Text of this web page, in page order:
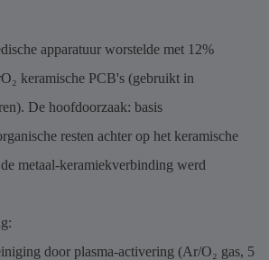
apparatuur worstelde met 12%
keramische PCB's (gebruikt in
De hoofdoorzaak: basis
resten achter op het keramische
metaal-keramiekverbinding werd
door plasma-activering (Ar/O₂ gas, 5